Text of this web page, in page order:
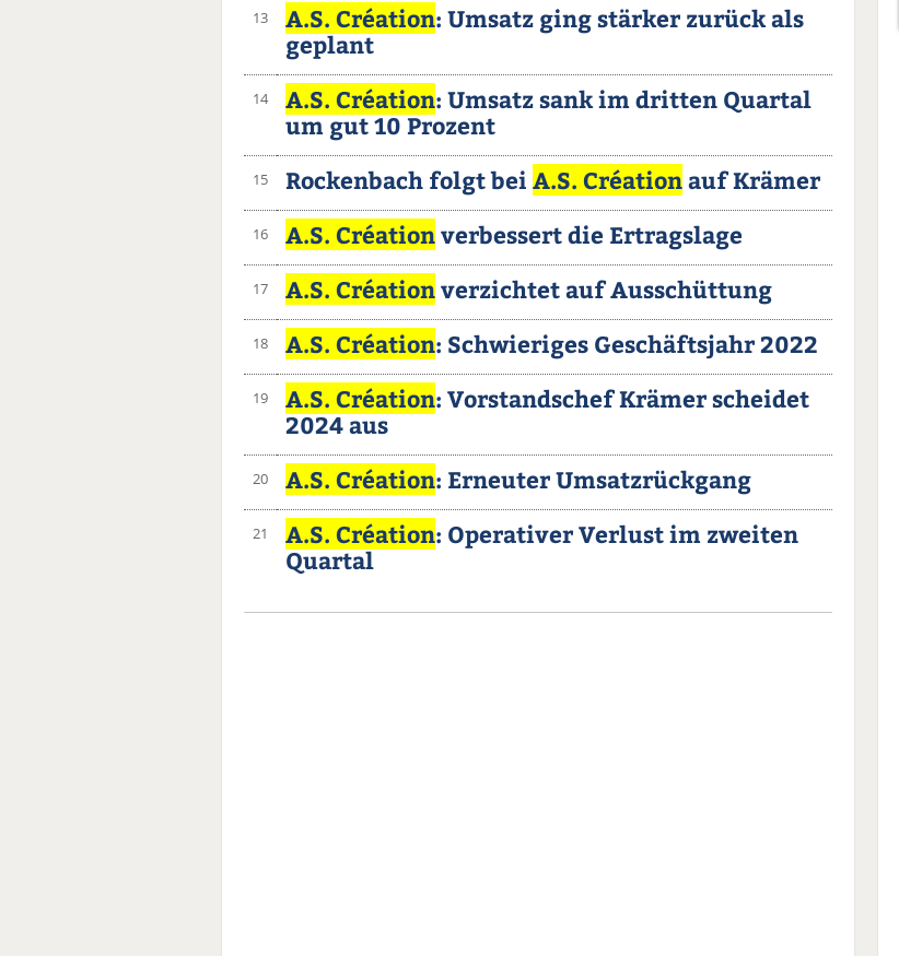
13 A.S. Création: Umsatz ging stärker zurück als
geplant
14 A.S. Création: Umsatz sank im dritten Quartal
um gut 10 Prozent
15 Rockenbach folgt bei A.S. Créationauf Krämer
16 A.S. Créationverbessert die Ertragslage
17 A.S. Créationverzichtet auf Ausschüttung
18 A.S. Création: Schwieriges Geschäftsjahr 2022
19 A.S. Création: Vorstandschef Krämer scheidet
2024 aus
20 A.S. Création: Erneuter Umsatzrückgang
21 A.S. Création: Operativer Verlust im zweiten
Quartal